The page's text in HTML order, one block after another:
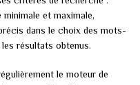
et maximale,
dans le choix des mots-
résultats obtenus.
le moteur de